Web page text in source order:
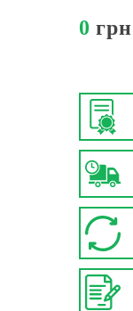
0 грн